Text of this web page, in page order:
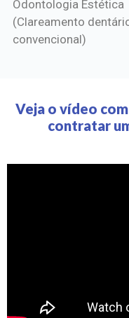
Odontologia Estética
(Clareamento
convencional)
Veja o vídeo
contratar